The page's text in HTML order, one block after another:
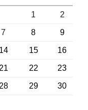
1 2
7 8 9
14 15 16
21 22 23
28 29 30